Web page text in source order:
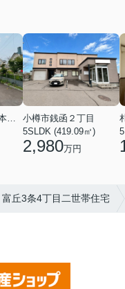
札幌市手稲区手稲本町二条５丁目
小樽市銭函２丁目
5SLDK (419.09㎡)
2,980万円
富丘3条4丁目二世帯住宅